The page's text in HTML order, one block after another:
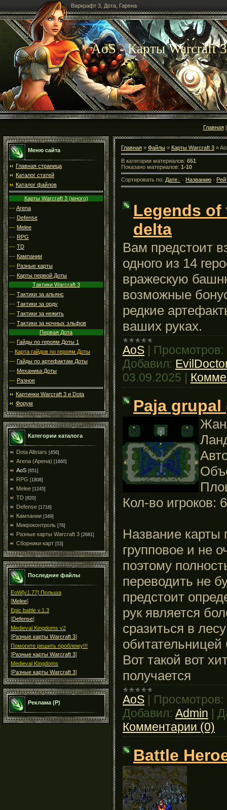
Варкрафт 3, Дота, Гарена
AoS - Карты Warcraft 3
Главная
Меню сайта
Главная страница
Каталог статей
Каталог файлов
Карты Warcraft 3 (много)
---Arena
--- Defense
--- Melee
--- RPG
--- TD
--- Кампании
--- Разные карты
--- Карты первой Доты
Тактики Warcraft 3
--- Тактики за альянс
--- Тактики за орду
--- Тактики за нежить
--- Тактики за ночных эльфов
Первая Дота
--- Гайды по героям Доты 1
-- Карта гайдов по героям Доты
--- Гайды по артефактам Доты
--- Механика Доты
--- Разное
Картинки Warcraft 3 и Dota
Форум
Категории каталога
Dota Allstars [456]
Arena (Арена) [1660]
AoS [651]
RPG [1808]
Melee [1245]
TD [820]
Defense [1716]
Кампании [349]
Микроконтроль [76]
Разные карты Warcraft 3 [2681]
Сборники карт [53]
Последние файлы
EoW[v1.77] Польша
[Melee]
Epic battle v.1.3
[Defense]
Medieval Kingdoms v2
[Разные карты Warcraft 3]
Помогите решить проблему!!!
[Разные карты Warcraft 3]
Medieval Kingdoms
[Разные карты Warcraft 3]
Реклама (Р)
Главная » Файлы » Карты Warcraft 3 »
В категории материалов: 651
Показано материалов: 1-10
Сортировать по: Дате · Названию ·
Legends of
delta
Вам предстоит
одного из 14
вражескую
возможные
редкие
ваших руках.
AoS | Просмотров:
Добавил:
03.09.2025 |
Paja grupal
Кол-во игроков:
Название карты
групповое и не
поэтому
переводить не
предстоит
рук является
сразиться в
Вот такой вот
получается
AoS | Просмотров:
Добавил: Admin |
Комментарии (0)
Battle